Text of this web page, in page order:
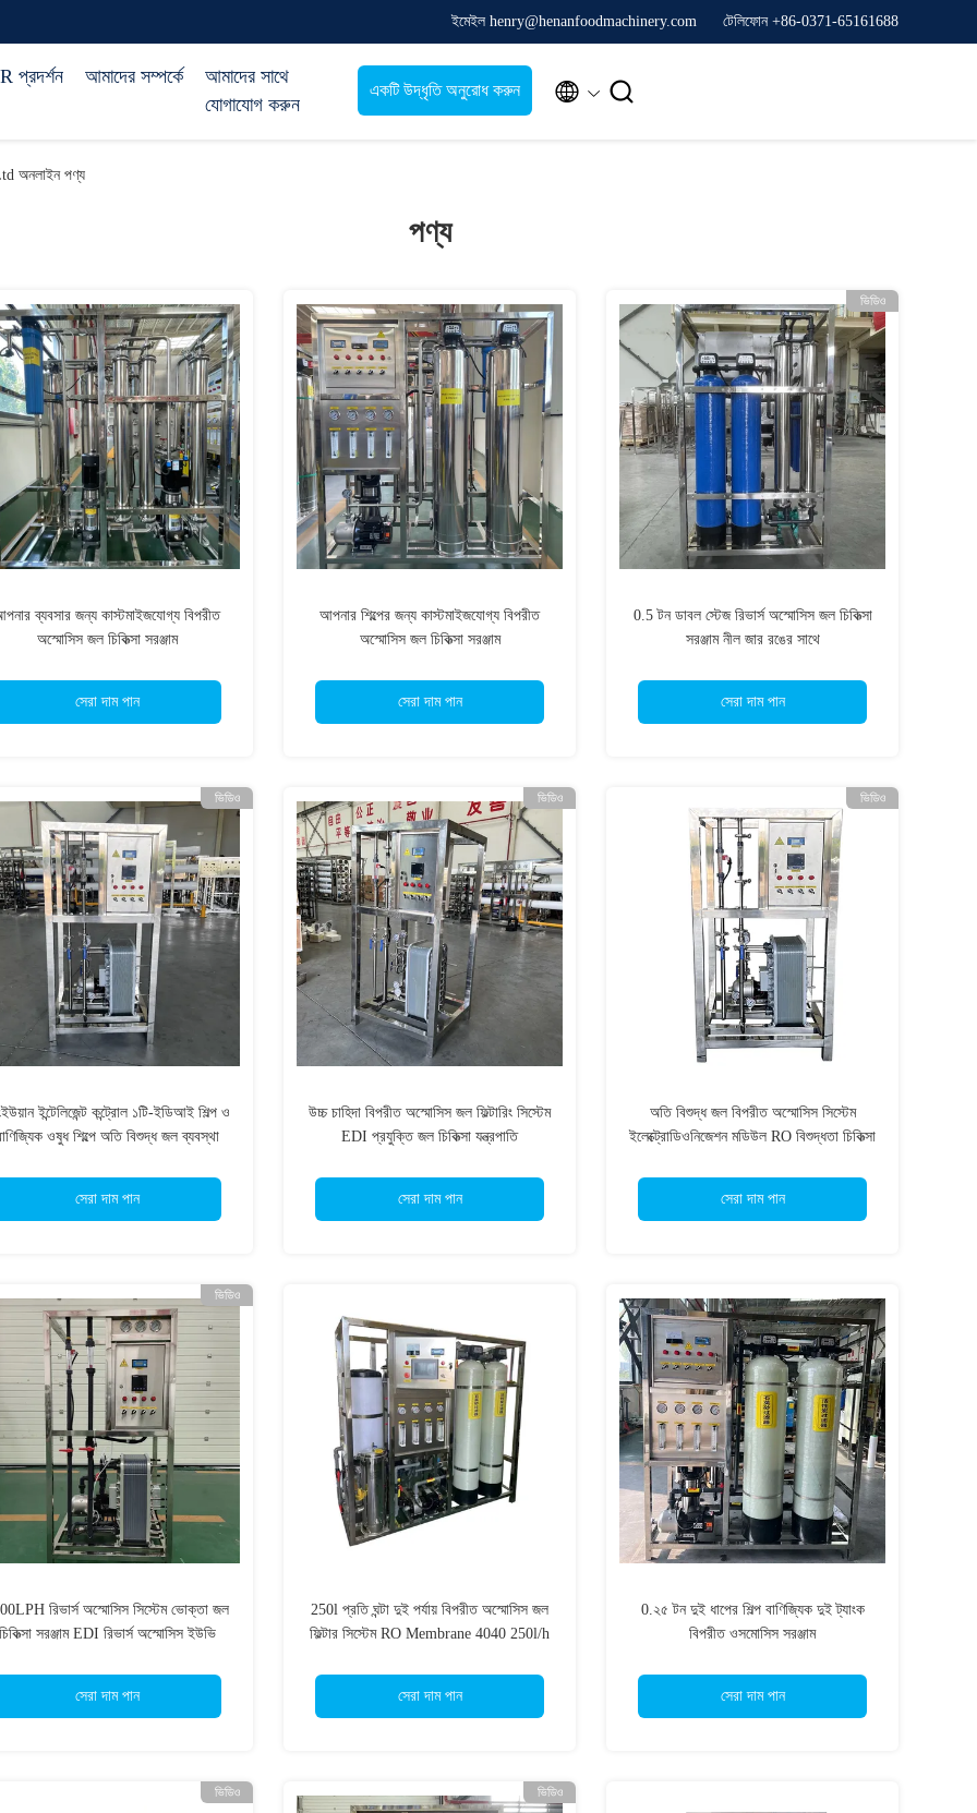
ইমেইল henry@henanfoodmachinery.com টেলিফোন +86-0371-65161688
প্রদর্শন আমাদের সম্পর্কে
আমাদের সাথে
যোগাযোগ করুন
একটি উদ্ধৃতি অনুরোধ করুন  
অনলাইন পণ্য
পণ্য
ব্যবসার জন্য কাস্টমাইজযোগ্য বিপরীত
অস্মোসিস জল চিকিত্সা সরঞ্জাম
সেরা দাম পান
আপনার শিল্পের জন্য কাস্টমাইজযোগ্য বিপরীত
অস্মোসিস জল চিকিত্সা সরঞ্জাম
সেরা দাম পান
ভিডিও
0.5 টন ডাবল স্টেজ রিভার্স অস্মোসিস জল চিকিত্সা
সরঞ্জাম নীল জার রঙের সাথে
সেরা দাম পান
ভিডিও
ইন্টেলিজেন্ট কন্ট্রোল ১টি-ইডিআই শিল্প ও
ওষুধ শিল্পে অতি বিশুদ্ধ জল ব্যবস্থা
সেরা দাম পান
ভিডিও
উচ্চ চাহিদা বিপরীত অস্মোসিস জল ফিল্টারিং সিস্টেম
EDI প্রযুক্তি জল চিকিত্সা যন্ত্রপাতি
সেরা দাম পান
ভিডিও
অতি বিশুদ্ধ জল বিপরীত অস্মোসিস সিস্টেম
ইলেক্ট্রোডিওনিজেশন মডিউল RO বিশুদ্ধতা চিকিত্সা
সেরা দাম পান
ভিডিও
রিভার্স অস্মোসিস সিস্টেম ভোক্তা জল
সরঞ্জাম EDI রিভার্স অস্মোসিস ইউভি
সেরা দাম পান
250l প্রতি ঘন্টা দুই পর্যায় বিপরীত অস্মোসিস জল
ফিল্টার সিস্টেম RO Membrane 4040 250l/h
সেরা দাম পান
0.২৫ টন দুই ধাপের শিল্প বাণিজ্যিক দুই ট্যাংক
বিপরীত ওসমোসিস সরঞ্জাম
সেরা দাম পান
ভিডিও ভিডিও